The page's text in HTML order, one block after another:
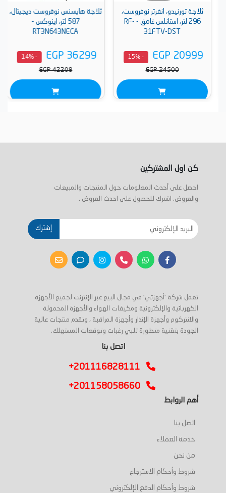
ثلاجة تورنيدو، انفرتر نوفروست،
296 لتر، استانلس غامق - RF-
31FTV-DST
EGP 20999
EGP 24500
ثلاجة هايسنس نوفروست ديجيتال،
587 لتر، اينوكس -
RT3N643NECA
EGP 36299
EGP 42208
كن اول المشتركين
احصل على أحدث المعلومات حول المنتجات والمبيعات
والعروض. اشترك للحصول على احدث العروض .
إشترك
تعمل شركة 'أجهزتي' في مجال البيع عبر الإنترنت لجميع الأجهزة
الكهربائية والإلكترونية ومكيفات الهواء والأجهزة المحمولة
والانتركوم وأجهزة الإنذار وأجهزة المراقبة ، وتقدم منتجات عالية
الجودة بتقنية متطورة تلبي رغبات وتوقعات المستهلك.
اتصل بنا
+201116828111
+201158058660
أهم الروابط
اتصل بنا
خدمة العملاء
من نحن
شروط وأحكام الاسترجاع
شروط وأحكام الدفع الإلكتروني